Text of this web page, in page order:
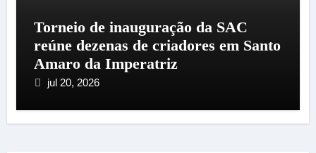
Torneio de inauguração da SAC
reúne dezenas de criadores em Santo
Amaro da Imperatriz
jul 20, 2026